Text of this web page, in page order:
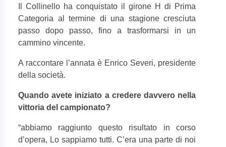
Il Collinello ha conquistato il girone H di Prima
Categoria al termine di una stagione cresciuta
passo dopo passo, fino a trasformarsi in un
cammino vincente.
A raccontare l’annata è Enrico Severi, presidente
della società.
Quando avete iniziato a credere davvero nella
vittoria del campionato?
“abbiamo raggiunto questo risultato in corso
d’opera, Lo sappiamo tutti. C’era una parte di noi